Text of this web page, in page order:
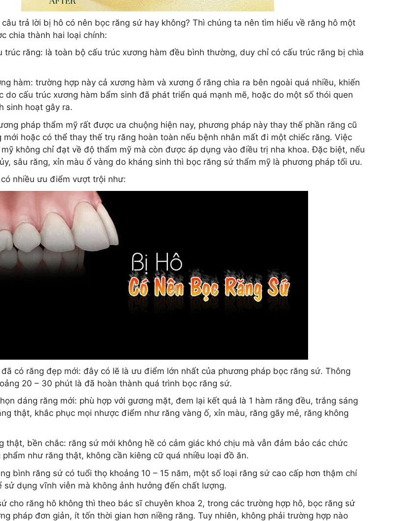
trả lời bị hô có nên bọc răng sứ hay không? Thì chúng ta nên tìm hiểu về răng hô một
chia thành hai loại chính:
trúc răng: là toàn bộ cấu trúc xương hàm đều bình thường, duy chỉ có cấu trúc răng bị chìa
hàm: trường hợp này cả xương hàm và xương ổ răng chìa ra bên ngoài quá nhiều, khiến
do cấu trúc xương hàm bẩm sinh đã phát triển quá mạnh mẽ, hoặc do một số thói quen
sinh hoạt gây ra.
pháp thẩm mỹ rất được ưa chuộng hiện nay, phương pháp này thay thế phần răng cũ
mới hoặc có thể thay thế trụ răng hoàn toàn nếu bệnh nhân mất đi một chiếc răng. Việc
không chỉ đạt về độ thẩm mỹ mà còn được áp dụng vào điều trị nha khoa. Đặc biệt, nếu
sâu răng, xỉn màu ố vàng do kháng sinh thì bọc răng sứ thẩm mỹ là phương pháp tối ưu.
nhiều ưu điểm vượt trội như:
có răng đẹp mới: đây có lẽ là ưu điểm lớn nhất của phương pháp bọc răng sứ. Thông
20 – 30 phút là đã hoàn thành quá trình bọc răng sứ.
dáng răng mới: phù hợp với gương mặt, đem lại kết quả là 1 hàm răng đều, trắng sáng
thật, khắc phục mọi nhược điểm như răng vàng ố, xỉn màu, răng gãy mẻ, răng không
thật, bền chắc: răng sứ mới không hề có cảm giác khó chịu mà vẫn đảm bảo các chức
như răng thật, không cần kiêng cữ quá nhiều loại đồ ăn.
bình răng sứ có tuổi thọ khoảng 10 – 15 năm, một số loại răng sứ cao cấp hơn thậm chí
sử dụng vĩnh viễn mà không ảnh hưởng đến chất lượng.
cho răng hô không thì theo bác sĩ chuyên khoa 2, trong các trường hợp hô, bọc răng sứ
pháp đơn giản, ít tốn thời gian hơn niềng răng. Tuy nhiên, không phải trường hợp nào